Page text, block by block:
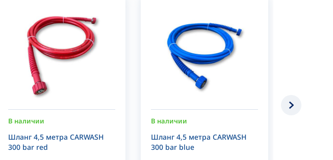
В наличии
Шланг 4,5 метра CARWASH
300 bar red
В наличии
Шланг 4,5 метра CARWASH
300 bar blue